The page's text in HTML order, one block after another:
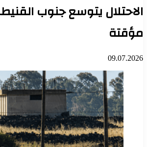
الاحتلال يتوسع جنوب
مؤقتة
09.07.2026